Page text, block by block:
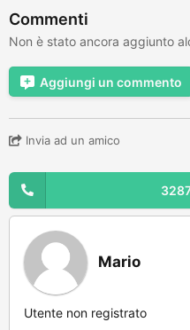
Commenti
Non è stato ancora aggiunto
Aggiungi un commento
Invia ad un amico
Mario
Utente non registrato